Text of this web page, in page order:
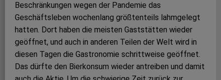
Beschränkungen wegen der Pandemie das
Geschäftsleben wochenlang größtenteils lahmgelegt
hatten. Dort haben die meisten Gaststätten wieder
geöffnet, und auch in anderen Teilen der Welt wird in
diesen Tagen die Gastronomie schrittweise geöffnet.
Das dürfte den Bierkonsum wieder antreiben und damit